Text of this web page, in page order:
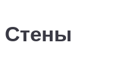
Стены